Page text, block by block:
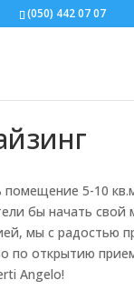
(050) 442 07 07
помещение 5-10
бы начать свой
мы с радостью
по открытию
Angelo!